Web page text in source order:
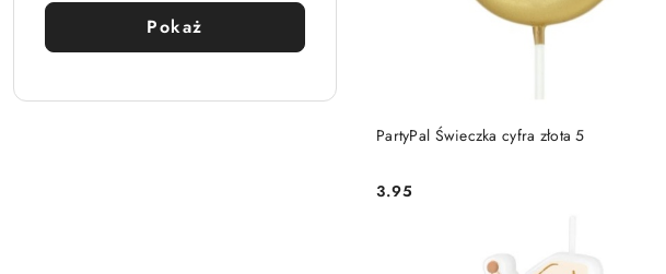
Pokaż
PartyPal Świeczka cyfra złota 5
Cena:
3.95
DO KOSZYKA